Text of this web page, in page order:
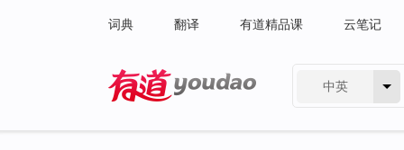
词典 翻译 有道精品课 云笔记
中英